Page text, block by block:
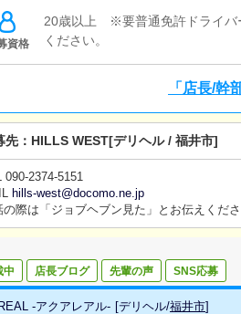
資格
20歳以上 ※要普通免許ドライバ
ください。
「店長/幹
先： HILLS WEST[デリヘル / 福井市]
090-2374-5151
hills-west@docomo.ne.jp
の際は「ジョブヘブン見た」とお伝えくださ
中 店長ブログ 先輩の声 SNS応募
-アクアレアル- [デリヘル/福井市]